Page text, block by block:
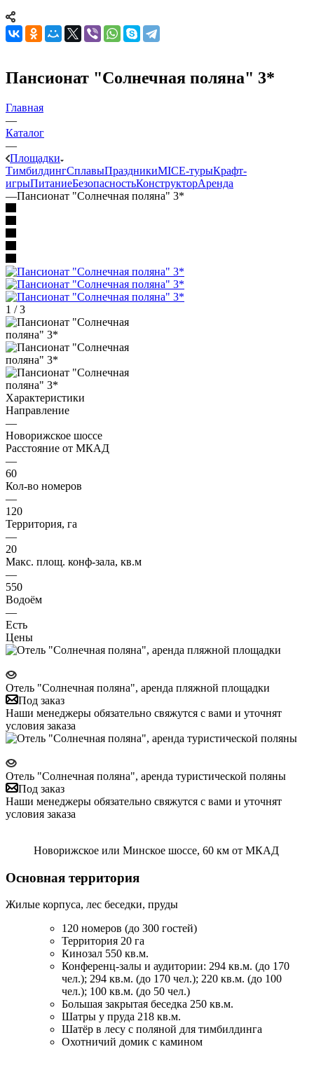
Пансионат "Солнечная поляна" 3*
Главная
—
Каталог
—
Площадки
ТимбилдингСплавыПраздникиMICE‑турыКрафт-
игрыПитаниеБезопасностьКонструкторАренда
—Пансионат "Солнечная поляна" 3*
1 /3
Характеристики
Направление
—
Новорижское шоссе
Расстояние от МКАД
—
60
Кол-во номеров
—
120
Территория, га
—
20
Макс. площ. конф-зала, кв.м
—
550
Водоём
—
Есть
Цены
Отель "Солнечная поляна", аренда пляжной площадки
Под заказ
Наши менеджеры обязательно свяжутся с вами и уточнят
условия заказа
Отель "Солнечная поляна", аренда туристической поляны
Под заказ
Наши менеджеры обязательно свяжутся с вами и уточнят
условия заказа
Новорижское или Минское шоссе, 60 км от МКАД
Основная территория
Жилые корпуса, лес беседки, пруды
120 номеров (до 300 гостей)
Территория 20 га
Кинозал 550 кв.м.
Конференц-залы и аудитории: 294 кв.м. (до 170
чел.); 294 кв.м. (до 170 чел.); 220 кв.м. (до 100
чел.); 100 кв.м. (до 50 чел.)
Большая закрытая беседка 250 кв.м.
Шатры у пруда 218 кв.м.
Шатёр в лесу с поляной для тимбилдинга
Охотничий домик с камином